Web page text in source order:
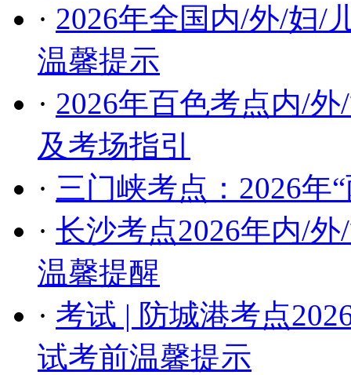
· 2026年全国内/外/妇/
温馨提示
· 2026年百色考点内/
及考场指引
· 三门峡考点：2026年
· 长沙考点2026年内/
温馨提醒
· 考试 | 防城港考点
试考前温馨提示